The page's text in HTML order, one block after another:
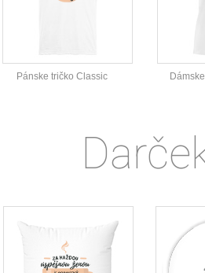
Pánske tričko Classic